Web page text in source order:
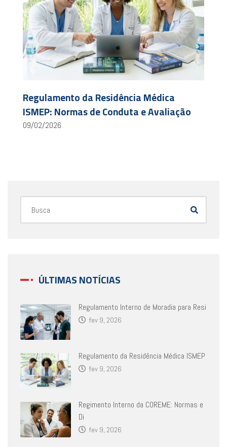
Regulamento da Residência Médica
ISMEP: Normas de Conduta e Avaliação
09/02/2026
ÚLTIMAS NOTÍCIAS
Regulamento Interno de Moradia para Resi
fev 9, 2026
Regulamento da Residência Médica ISMEP
fev 9, 2026
Regimento Interno da COREME: Normas e
Di
fev 9, 2026